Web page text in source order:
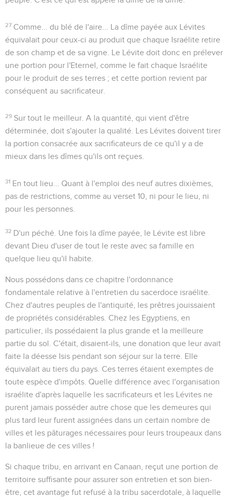
27 Comme... du blé de l'aire...
La dîme payée aux Lévites
équivalait pour ceux-ci au produit que chaque Israélite retire
de son champ et de sa vigne. Le Lévite doit donc en prélever
une portion pour l'Eternel, comme le fait chaque Israélite
pour le produit de ses terres ; et cette portion revient par
conséquent au sacrificateur.
29 Sur tout le meilleur . A la quantité, qui vient d'être
déterminée, doit s'ajouter la qualité. Les Lévites doivent tirer
la portion consacrée aux sacrificateurs de ce qu'il y a de
mieux dans les dîmes qu'ils ont reçues.
31 En tout lieu...
Quant à l'emploi des neuf autres dixièmes,
pas de restrictions, comme au verset 10, ni pour le lieu, ni
pour les personnes.
32 D'un péché . Une fois la dîme payée, le Lévite est libre
devant Dieu d'user de tout le reste avec sa famille en
quelque lieu qu'il habite.
Nous possédons dans ce chapitre l'ordonnance
fondamentale relative à l'entretien du sacerdoce israélite.
Chez d'autres peuples de l'antiquité, les prêtres jouissaient
de propriétés considérables. Chez les Egyptiens, en
particulier, ils possédaient la plus grande et la meilleure
partie du sol. C'était, disaient-ils, une donation que leur avait
faite la déesse Isis pendant son séjour sur la terre. Elle
équivalait au tiers du pays. Ces terres étaient exemptes de
toute espèce d'impôts. Quelle différence avec l'organisation
israélite d'après laquelle les sacrificateurs et les Lévites ne
purent jamais posséder autre chose que les demeures qui
plus tard leur furent assignées dans un certain nombre de
villes et les pâturages nécessaires pour leurs troupeaux dans
la banlieue de ces villes !
Si chaque tribu, en arrivant en Canaan, reçut une portion de
territoire suffisante pour assurer son entretien et son bien-
être, cet avantage fut refusé à la tribu sacerdotale, à laquelle